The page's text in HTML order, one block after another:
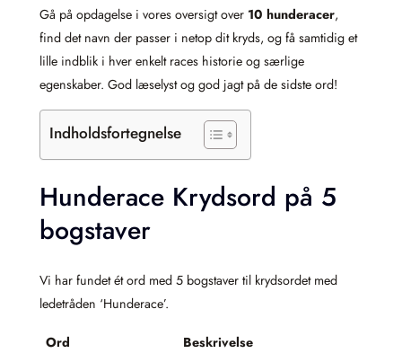
Gå på opdagelse i vores oversigt over 10 hunderacer,
find det navn der passer i netop dit kryds, og få samtidig et
lille indblik i hver enkelt races historie og særlige
egenskaber. God læselyst og god jagt på de sidste ord!
Indholdsfortegnelse
Hunderace Krydsord på 5
bogstaver
Vi har fundet ét ord med 5 bogstaver til krydsordet med
ledetråden ‘Hunderace’.
Ord Beskrivelse